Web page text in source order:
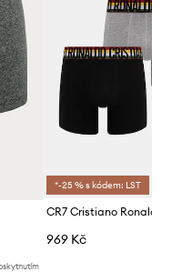
*-25 % s kódem: LST
969 Kč